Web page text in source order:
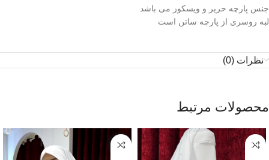
جنس پارچه حریر و ویسکوز می باشد
لبه روسری از پارچه ساتن است
نظرات (0)
محصولات مرتبط
SALE